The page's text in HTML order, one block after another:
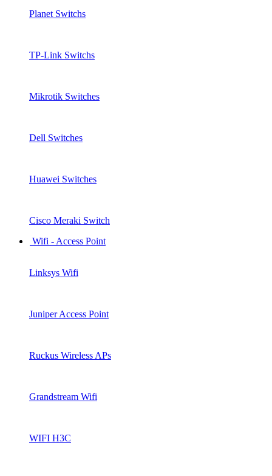
Planet Switchs
TP-Link Switchs
Mikrotik Switches
Dell Switches
Huawei Switches
Cisco Meraki Switch
Wifi - Access Point
Linksys Wifi
Juniper Access Point
Ruckus Wireless APs
Grandstream Wifi
WIFI H3C